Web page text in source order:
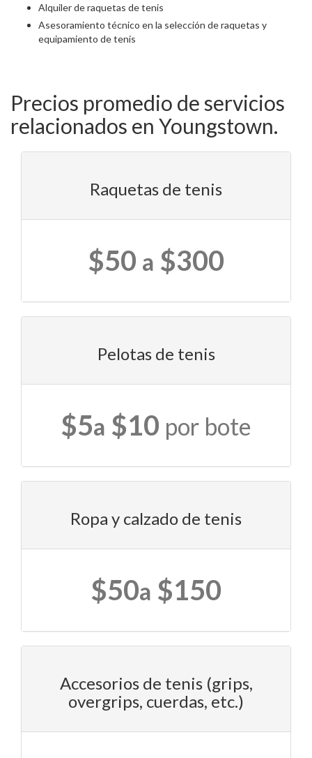
Alquiler de raquetas de tenis
Asesoramiento técnico en la selección de raquetas y
equipamiento de tenis
Precios promedio de servicios
relacionados en Youngstown.
Raquetas de tenis
$50 a $300
Pelotas de tenis
$5a $10 por bote
Ropa y calzado de tenis
$50a $150
Accesorios de tenis (grips,
overgrips, cuerdas, etc.)